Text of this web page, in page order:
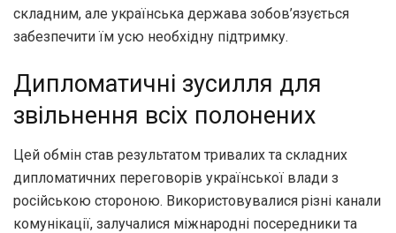
складним, але українська держава зобов’язується
забезпечити їм усю необхідну підтримку.
Дипломатичні зусилля для
звільнення всіх полонених
Цей обмін став результатом тривалих та складних
дипломатичних переговорів української влади з
російською стороною. Використовувалися різні канали
комунікації, залучалися міжнародні посередники та